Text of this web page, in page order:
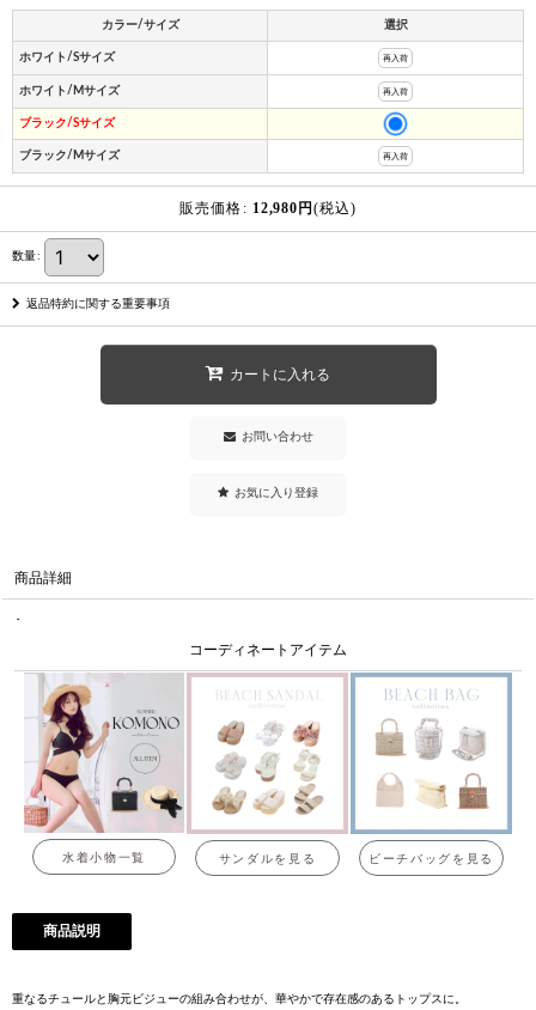
カラー/サイズ 選択
ホワイト/Sサイズ 再入荷
ホワイト/Mサイズ 再入荷
ブラック/Sサイズ
ブラック/Mサイズ 再入荷
販売価格 : 12,980円(税込)
数量:
返品特約に関する重要事項
カートに入れる
お問い合わせ
お気に入り登録
商品詳細
・
コーディネートアイテム
水着小物一覧 サンダルを見る ビーチバッグを見る
商品説明
重なるチュールと胸元ビジューの組み合わせが、華やかで存在感のあるトップスに。